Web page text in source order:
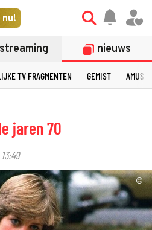
streaming nieuws
TV FRAGMENTEN GEMIST
jaren 70
©